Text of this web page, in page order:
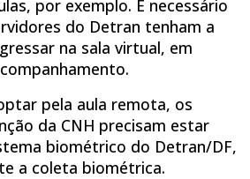
por exemplo. É necessário
do Detran tenham a
na sala virtual, em
pela aula remota, os
da CNH precisam estar
biométrico do Detran/DF,
a coleta biométrica.